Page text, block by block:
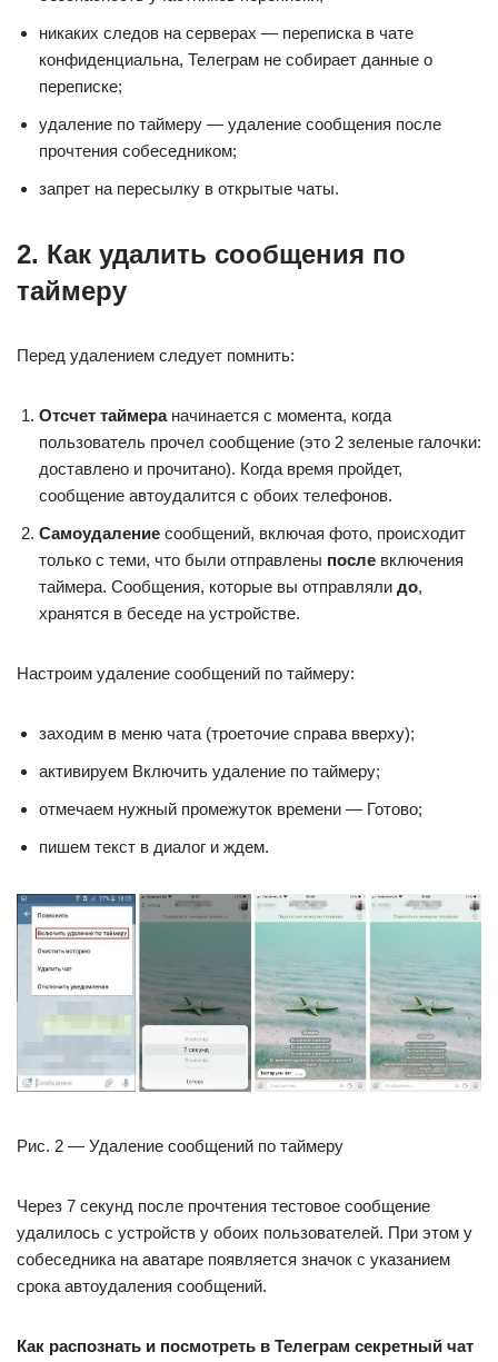
никаких следов на серверах — переписка в чате
конфиденциальна, Телеграм не собирает данные о
переписке;
удаление по таймеру — удаление сообщения после
прочтения собеседником;
запрет на пересылку в открытые чаты.
2. Как удалить сообщения по
таймеру
Перед удалением следует помнить:
Отсчет таймераначинается с момента, когда
пользователь прочел сообщение (это 2 зеленые галочки:
доставлено и прочитано). Когда время пройдет,
сообщение автоудалится с обоих телефонов.
Самоудаление сообщений, включая фото, происходит
только с теми, что были отправлены после включения
таймера. Сообщения, которые вы отправляли до,
хранятся в беседе на устройстве.
Настроим удаление сообщений по таймеру:
заходим в меню чата (троеточие справа вверху);
активируем Включить удаление по таймеру;
отмечаем нужный промежуток времени — Готово;
пишем текст в диалог и ждем.
Рис. 2 — Удаление сообщений по таймеру
Через 7 секунд после прочтения тестовое сообщение
удалилось с устройств у обоих пользователей. При этом у
собеседника на аватаре появляется значок с указанием
срока автоудаления сообщений.
Как распознать и посмотреть в Телеграм секретный чат